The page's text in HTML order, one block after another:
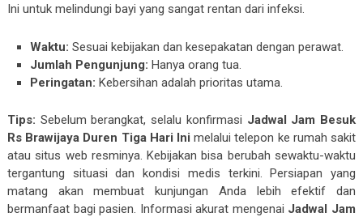
Ini untuk melindungi bayi yang sangat rentan dari infeksi.
Waktu: Sesuai kebijakan dan kesepakatan dengan perawat.
Jumlah Pengunjung: Hanya orang tua.
Peringatan: Kebersihan adalah prioritas utama.
Tips: Sebelum berangkat, selalu konfirmasi Jadwal Jam Besuk
Rs Brawijaya Duren Tiga Hari Ini melalui telepon ke rumah sakit
atau situs web resminya. Kebijakan bisa berubah sewaktu-waktu
tergantung situasi dan kondisi medis terkini. Persiapan yang
matang akan membuat kunjungan Anda lebih efektif dan
bermanfaat bagi pasien. Informasi akurat mengenai Jadwal Jam